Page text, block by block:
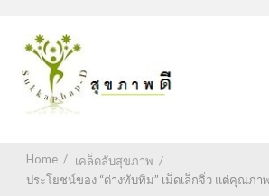
Home / เคล็ดลับสุขภาพ /
ประโยชน์ของ “ด่างทับทิม” เม็ดเล็กจิ๋ว แต่คุณภา